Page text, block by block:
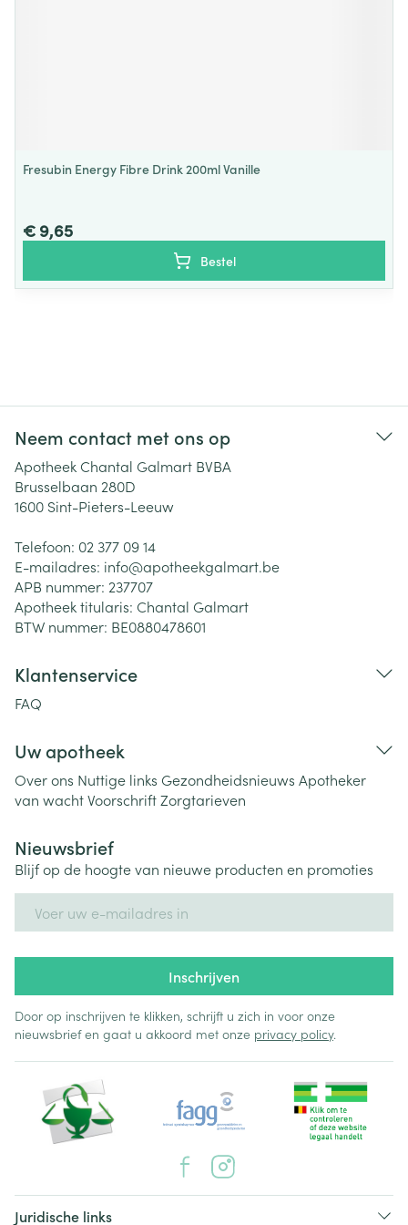
Fresubin Energy Fibre Drink 200ml Vanille
€ 9,65
Bestel
Neem contact met ons op
Apotheek Chantal Galmart BVBA
Brusselbaan 280D
1600 Sint-Pieters-Leeuw
Telefoon: 02 377 09 14
E-mailadres: info@apotheekgalmart.be
APB nummer: 237707
Apotheek titularis: Chantal Galmart
BTW nummer: BE0880478601
Klantenservice
FAQ
Uw apotheek
Over ons Nuttige links Gezondheidsnieuws Apotheker
van wachtVoorschriftZorgtarieven
Nieuwsbrief
Blijf op de hoogte van nieuwe producten en promoties
Inschrijven
Door op inschrijven te klikken, schrijft u zich in voor onze
nieuwsbrief en gaat u akkoord met onze privacy policy.
Juridische links